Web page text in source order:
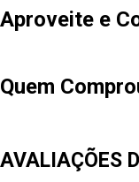
Aproveite e
Quem
AVALIAÇÕES